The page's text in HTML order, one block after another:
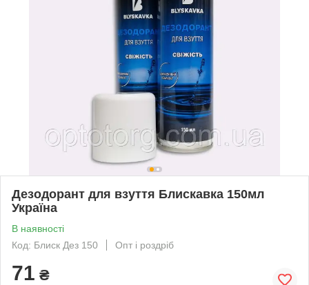
Дезодорант для взуття Блискавка 150мл
Україна
В наявності
Код: Блиск Дез 150
Опт і роздріб
71 ₴